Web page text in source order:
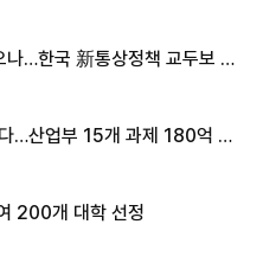
…한국 新통상정책 교두보 활
…산업부 15개 과제 180억 지
200개 대학 선정